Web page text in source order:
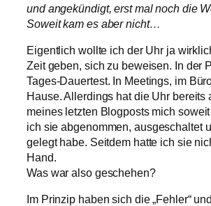
und angekündigt, erst mal noch die
Soweit kam es aber nicht…
Eigentlich wollte ich der Uhr ja
Zeit geben, sich zu beweisen. In der
Tages-Dauertest. In Meetings, im
Hause. Allerdings hat die Uhr bereits
meines letzten Blogposts mich
ich sie abgenommen, ausgeschaltet
gelegt habe. Seitdem hatte ich sie
Hand.
Was war also geschehen?
Im Prinzip haben sich die „Fehler“